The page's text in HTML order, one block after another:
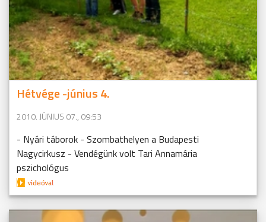
Hétvége -június 4.
2010. JÚNIUS 07., 09:53
- Nyári táborok - Szombathelyen a Budapesti
Nagycirkusz - Vendégünk volt Tari Annamária
pszichológus